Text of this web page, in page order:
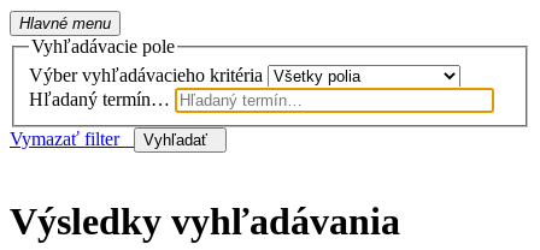
Hlavné menu
Vyhľadávacie pole
Výber vyhľadávacieho kritéria
Hľadaný termín…
Vymazať filter
Vyhľadať
Výsledky vyhľadávania